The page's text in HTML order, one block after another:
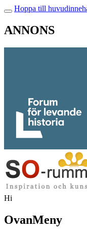
Hoppa till
ANNONS
Hi
OvanMeny